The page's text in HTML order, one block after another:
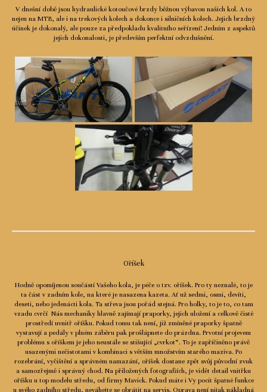
V dnešní době jsou hydraulické kotoučové brzdy běžnou výbavou našich kol. A to
nejen na MTB, ale i na trekových kolech a dokonce i silničních kolech. Jejich brzdný
účinek je dokonalý, ale pouze za předpokladu kvalitního seřízení! Jedním z aspektů
jejich dokonalosti, je především perfektní odvzdušnění.
Oříšek
Hodně opomíjenou součástí Vašeho kola, je péče o tzv. oříšek. Pro ty neznalé, to je
ta část v zadním kole, na které je nasazena kazeta. Ať už sedmi, osmi, devíti,
deseti, nebo jedenácti kola. Ta střeva jsou pořád stejná. Pro holky, to je to, co tam
vzadu cvrčí Nás mechaniky hlavně zajímají praporky, jejich uložení a celkově čisté
prostředí uvnitř oříšku. Pokud tomu tak není, již zmíněné praporky špatně
vystavují a pedály v plném záběru pak prošlápnete do prázdna. Prvotní projevem
problému s oříškem je jeho neustále se stišující „cvrkot“. To je zapříčiněno právě
usazenými nečistotami v kombinaci s větším množstvím starého maziva. Po
rozebrání, vyčištění a správném namazání, oříšek dostane zpět svůj původní zvuk
a samozřejmě i správný chod. Na přiložených fotografiích, je vidět detail vnitřku
oříšku u top modelu středu, od firmy Mavick. Pokud máte i Vy pocit špatné funkce
u svého zadního středu, neváhejte se obrátit na servis. Oprava není nijak nákladná